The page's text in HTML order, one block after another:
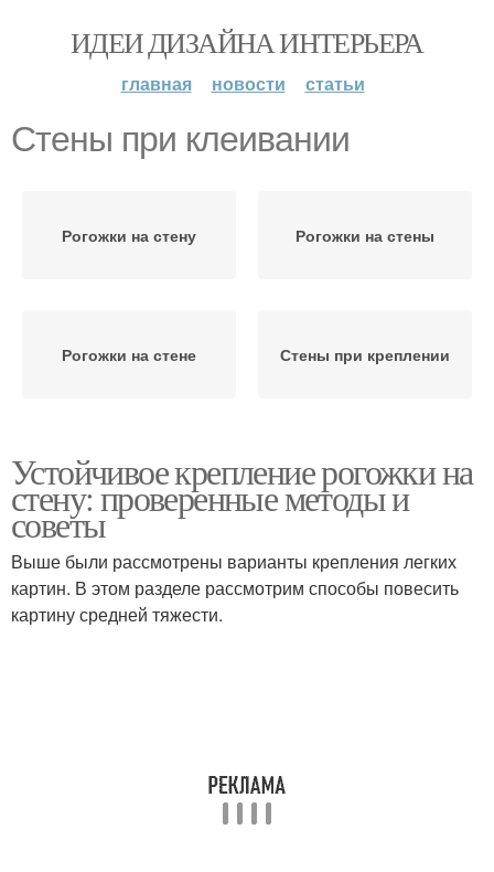
ИДЕИ ДИЗАЙНА ИНТЕРЬЕРА
главная новости статьи
Стены при клеивании
Рогожки на стену Рогожки на стены
Рогожки на стене Стены при креплении
Устойчивое крепление рогожки на
стену: проверенные методы и
советы
Выше были рассмотрены варианты крепления легких
картин. В этом разделе рассмотрим способы повесить
картину средней тяжести.